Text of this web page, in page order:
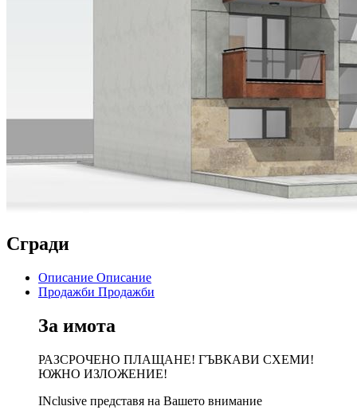
Сгради
Описание Описание
Продажби Продажби
За имота
РАЗСРОЧЕНО ПЛАЩАНЕ! ГЪВКАВИ СХЕМИ!
ЮЖНО ИЗЛОЖЕНИЕ!
INclusive представя на Вашето внимание